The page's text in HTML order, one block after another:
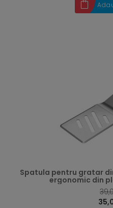
Spatula pentru gratar
ergonomic din